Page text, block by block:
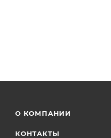
О КОМПАНИИ
КОНТАКТЫ